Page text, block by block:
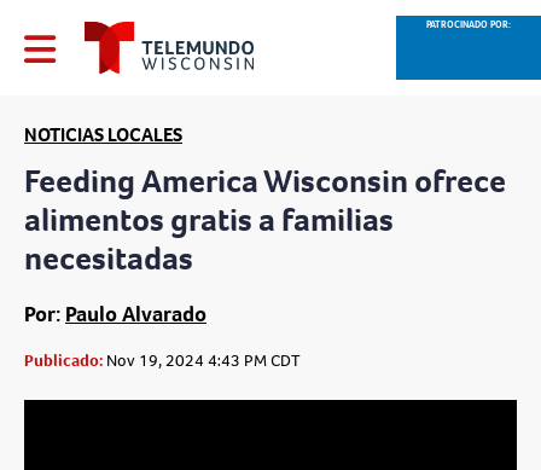
PATROCINADO POR:
NOTICIAS LOCALES
Feeding America Wisconsin ofrece
alimentos gratis a familias
necesitadas
Por: Paulo Alvarado
Publicado: Nov 19, 2024 4:43 PM CDT